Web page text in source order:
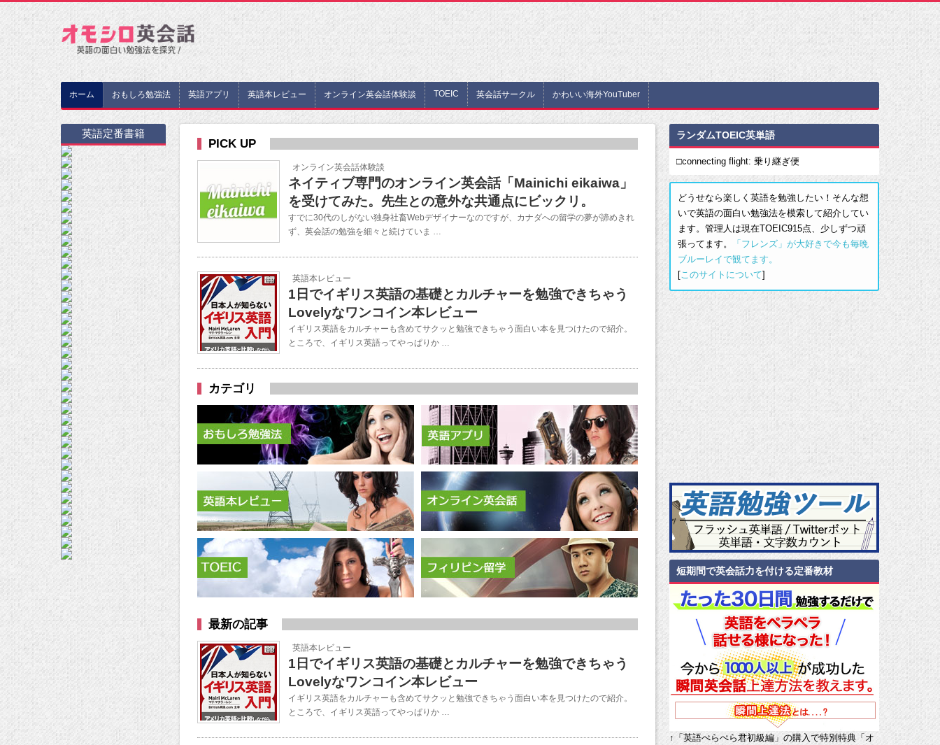
ホーム おもしろ勉強法 英語アプリ 英語本レビュー オンライン英会話体験談 TOEIC 英会話サークル かわいい海外YouTuber
英語定番書籍
PICK UP
オンライン英会話体験談
ネイティブ専門のオンライン英会話「Mainichi eikaiwa」
を受けてみた。先生との意外な共通点にビックリ。
すでに30代のしがない独身社畜Webデザイナーなのですが、カナダへの留学の夢が諦めきれ
ず、英会話の勉強を細々と続けていま …
英語本レビュー
1日でイギリス英語の基礎とカルチャーを勉強できちゃう
Lovelyなワンコイン本レビュー
イギリス英語をカルチャーも含めてサクッと勉強できちゃう面白い本を見つけたので紹介。
ところで、イギリス英語ってやっぱりか …
カテゴリ
最新の記事
英語本レビュー
1日でイギリス英語の基礎とカルチャーを勉強できちゃう
Lovelyなワンコイン本レビュー
イギリス英語をカルチャーも含めてサクッと勉強できちゃう面白い本を見つけたので紹介。
ところで、イギリス英語ってやっぱりか …
ランダムTOEIC英単語
□connecting flight: 乗り継ぎ便
どうせなら楽しく英語を勉強したい！そんな想
いで英語の面白い勉強法を模索して紹介してい
ます。管理人は現在TOEIC915点、少しずつ頑
張ってます。
「フレンズ」が大好きで今も毎晩
ブルーレイで観てます。
[このサイトについて]
短期間で英会話力を付ける定番教材
↑「英語ぺらぺら君初級編」の購入で特別特典「オ